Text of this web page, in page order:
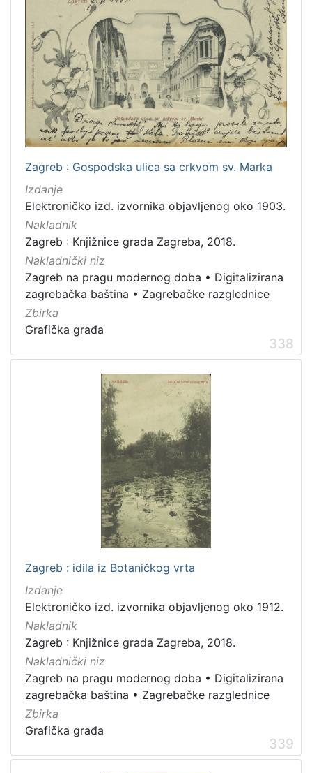
Zagreb : Gospodska ulica sa crkvom sv. Marka
Izdanje
Elektroničko izd. izvornika objavljenog oko 1903.
Nakladnik
Zagreb : Knjižnice grada Zagreba, 2018.
Nakladnički niz
Zagreb na pragu modernog doba • Digitalizirana
zagrebačka baština • Zagrebačke razglednice
Zbirka
Grafička građa
338
Zagreb : idila iz Botaničkog vrta
Izdanje
Elektroničko izd. izvornika objavljenog oko 1912.
Nakladnik
Zagreb : Knjižnice grada Zagreba, 2018.
Nakladnički niz
Zagreb na pragu modernog doba • Digitalizirana
zagrebačka baština • Zagrebačke razglednice
Zbirka
Grafička građa
339